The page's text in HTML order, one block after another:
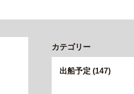
カテゴリー
出船予定 (147)